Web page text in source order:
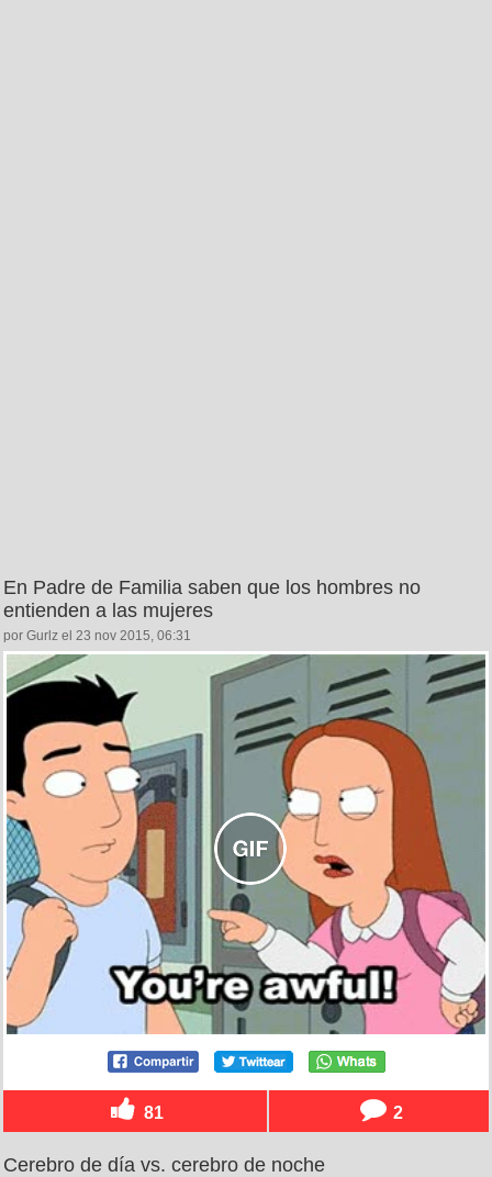
En Padre de Familia saben que los hombres no
entienden a las mujeres
por Gurlz el 23 nov 2015, 06:31
81 2
Cerebro de día vs. cerebro de noche